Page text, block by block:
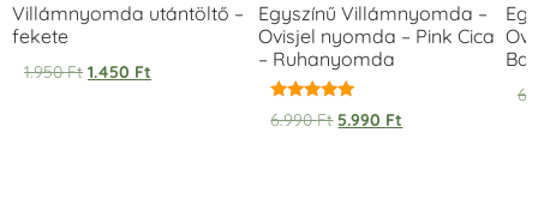
Villámnyomda utántöltő –
fekete
1.950Ft 1.450 Ft
Egyszínű Villámnyomda –
Ovisjel nyomda – Pink Cica
– Ruhanyomda
Értékelés:
5.00
6.990Ft 5.990 Ft